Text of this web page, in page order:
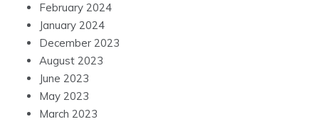
February 2024
January 2024
December 2023
August 2023
June 2023
May 2023
March 2023